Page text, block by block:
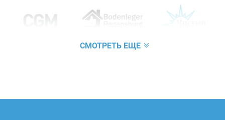
СМОТРЕТЬ ЕЩЕ